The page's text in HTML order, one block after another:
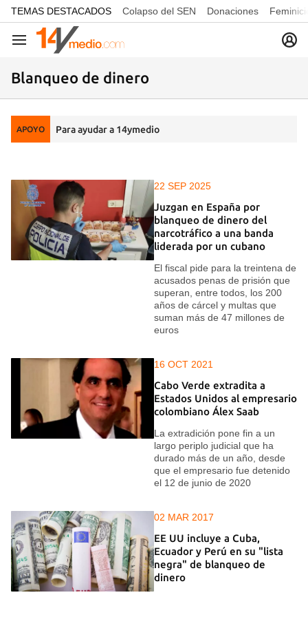
common.go-to-content
TEMAS DESTACADOS Colapso del SEN Donaciones
Navegación
Blanqueo de dinero
APOYO Para ayudar a 14ymedio
22 SEP 2025
Juzgan en España por
blanqueo de dinero del
narcotráfico a una banda
liderada por un cubano
El fiscal pide para la treintena de
acusados penas de prisión que
superan, entre todos, los 200
años de cárcel y multas que
suman más de 47 millones de
euros
16 OCT 2021
Cabo Verde extradita a
Estados Unidos al empresario
colombiano Álex Saab
La extradición pone fin a un
largo periplo judicial que ha
durado más de un año, desde
que el empresario fue detenido
el 12 de junio de 2020
02 MAR 2017
EE UU incluye a Cuba,
Ecuador y Perú en su "lista
negra" de blanqueo de
dinero